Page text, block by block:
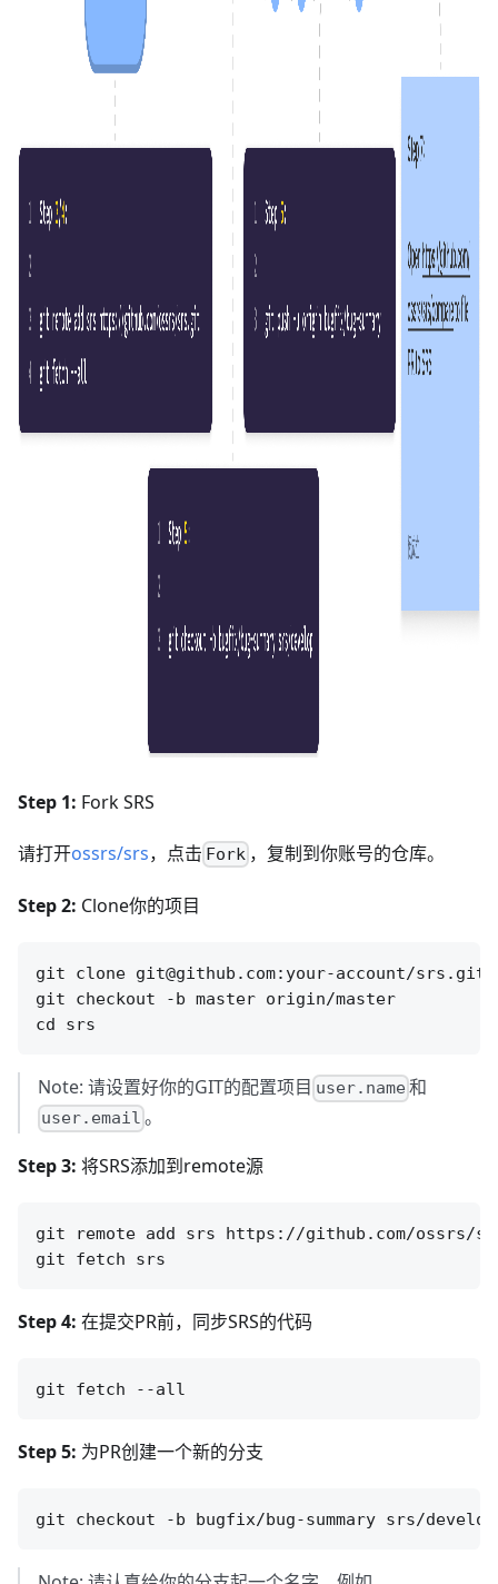
Step 1: Fork SRS
请打开ossrs/srs，点击 Fork ，复制到你账号的仓库。
Step 2: Clone你的项目
git clone git@github.com:your-account/srs.git
git checkout -b master origin/master
Note: 请设置好你的GIT的配置项目 user.name 和
user.email 。
Step 3: 将SRS添加到remote源
git remote add srs https://github.com/ossrs/
Step 4: 在提交PR前，同步SRS的代码
Step 5: 为PR创建一个新的分支